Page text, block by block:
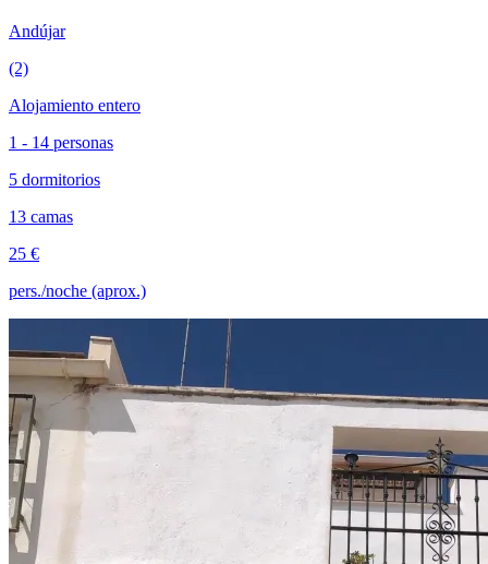
Andújar
(2)
Alojamiento entero
1 - 14 personas
5 dormitorios
13 camas
25 €
pers./noche (aprox.)